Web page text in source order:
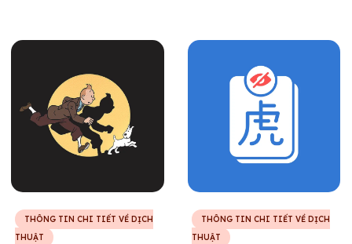
ông sau khi dịch
của Satan" của
Pháp có tầm ảnh
này sẽ đi sâu vào
cuộc đời ông như
một người yêu văn
chương và cần cù.
THÔNG TIN CHI TIẾT VỀ DỊCH
THUẬT
THÔNG TIN CHI TIẾT VỀ DỊCH
THUẬT